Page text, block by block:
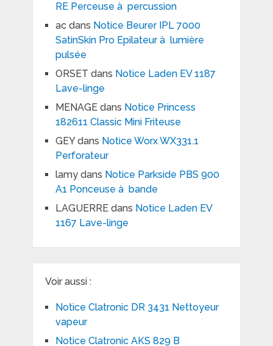
RE Perceuse à percussion
acdans Notice Beurer IPL 7000
SatinSkin Pro Epilateur à lumière
pulsée
ORSET dans Notice Laden EV 1187
Lave-linge
MENAGEdans Notice Princess
182611 Classic Mini Friteuse
GEYdans Notice Worx WX331.1
Perforateur
lamydans Notice Parkside PBS 900
A1 Ponceuse à bande
LAGUERREdans Notice Laden EV
1167 Lave-linge
Voir aussi :
Notice Clatronic DR 3431 Nettoyeur
vapeur
Notice Clatronic AKS 829 B